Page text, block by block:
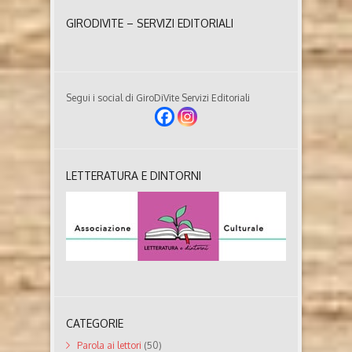
GIRODIVITE – SERVIZI EDITORIALI
Segui i social di GiroDiVite Servizi Editoriali
LETTERATURA E DINTORNI
CATEGORIE
Parola ai lettori (50)